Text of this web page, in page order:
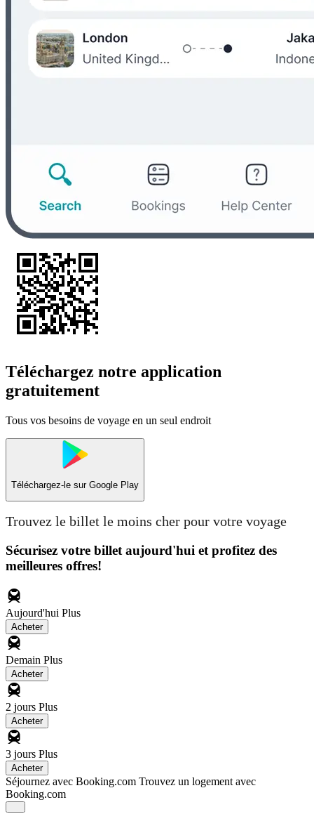
Téléchargez notre application
gratuitement
Tous vos besoins de voyage en un seul endroit
Téléchargez-le sur Google Play
Trouvez le billet le moins cher pour votre voyage
Sécurisez votre billet aujourd'hui et profitez des
meilleures offres!
Aujourd'hui Plus
Acheter
Demain Plus
Acheter
2 jours Plus
Acheter
3 jours Plus
Acheter
Séjournez avec Booking.com Trouvez un logement avec
Booking.com